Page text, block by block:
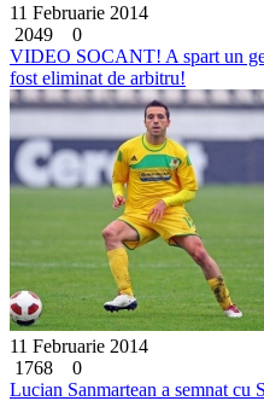
11 Februarie 2014
2049
0
VIDEO SOCANT! A spart un
fost eliminat de arbitru!
11 Februarie 2014
1768
0
Lucian Sanmartean a semnat cu